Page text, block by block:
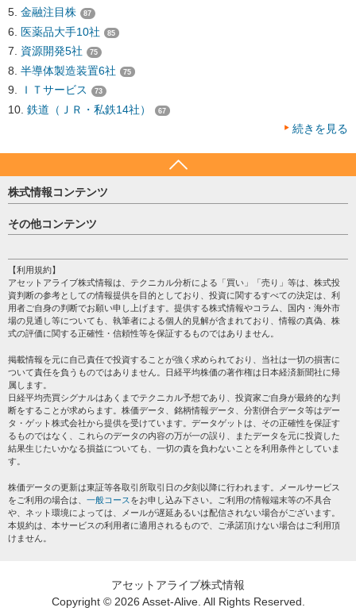
金融注目株 87
医薬品大手10社 85
資源開発5社 75
半導体製造装置6社 75
ＩＴサービス 73
鉄道（ＪＲ・私鉄14社） 67
続きを見る
株式情報コンテンツ
日経平均
売買シグナル
株テーマ情報
海外市況
投資カレンダー
格付け情報
その他コンテンツ
個人情報保護方針
プライバシーポリシー
会社案内
サイトマップ
過去データ
【利用規約】
アセットアライブ株式情報は、テクニカル分析による「買い」「売り」等は、株式投
資判断の参考としての情報提供を目的としており、投資に関するすべての決定は、利
用者ご自身の判断でお願い申し上げます。提供する株式情報やコラム、国内・海外市
場の見通し等についても、執筆者による個人的見解が含まれており、情報の真偽、株
式の評価に関する正確性・信頼性等を保証するものではありません。
掲載情報を元に自己責任で投資することが強く求められており、当社は一切の損害に
ついて責任を負うものではありません。日経平均株価の著作権は日本経済新聞社に帰
属します。
日経平均売買シグナルはあくまでテクニカル予想であり、投資家ご自身が最終的な判
断をすることが求めらます。株価データ、銘柄情報データ、分割併合データ等はデー
タ・ゲット株式会社から提供を受けています。データゲットは、その正確性を保証す
るものではなく、これらのデータの内容の万が一の誤り、またデータを元に投資した
結果生じたいかなる損益についても、一切の責を負わないことを利用条件としていま
す。
株価データの更新は東証等各取引所取引日の夕刻以降に行われます。メールサービス
をご利用の場合は、 一般コース をお申し込み下さい。ご利用の情報端末等の不具合
や、ネット環境によっては、メールが遅延あるいは配信されない場合がございます。
本規約は、本サービスの利用者に適用されるもので、ご承諾頂けない場合はご利用頂
けません。
アセットアライブ株式情報
Copyright © 2026 Asset-Alive. All Rights Reserved.